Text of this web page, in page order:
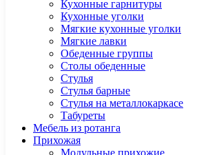
Кухонные гарнитуры
Кухонные уголки
Мягкие кухонные уголки
Мягкие лавки
Обеденные группы
Столы обеденные
Стулья
Стулья барные
Стулья на металлокаркасе
Табуреты
Мебель из ротанга
Прихожая
Модульные прихожие